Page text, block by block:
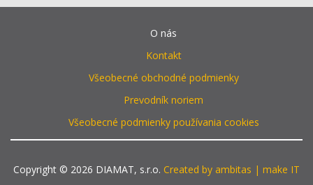
O nás
Kontakt
Všeobecné obchodné podmienky
Prevodník noriem
Všeobecné podmienky používania cookies
Copyright © 2026 DIAMAT, s.r.o. Created by ambitas | make IT